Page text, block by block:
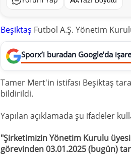
Beşiktaş Futbol A.Ş. Yönetim
Sporx’i buradan Google’da
Tamer Mert'in istifası Beşiktaş
bildirildi.
Yapılan açıklamada şu ifadeler
"Şirketimizin Yönetim Kurulu
görevinden 03.01.2025 (bugün)